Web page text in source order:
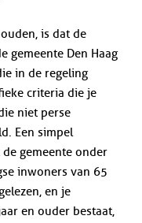
is dat de
gemeente Den Haag
in de regeling
criteria die je
niet perse
Een simpel
gemeente onder
inwoners van 65
en je
en ouder bestaat,